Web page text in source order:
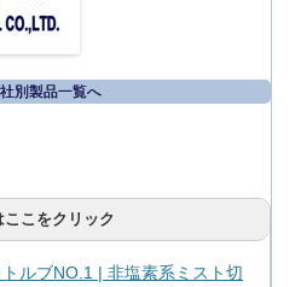
別製品一覧へ
こをクリック
ルブNO.1 | 非塩素系ミスト切